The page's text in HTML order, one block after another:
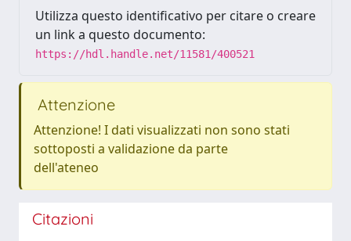
Utilizza questo identificativo per citare o creare
un link a questo documento:
https://hdl.handle.net/11581/400521
Attenzione
Attenzione! I dati visualizzati non sono stati
sottoposti a validazione da parte
dell'ateneo
Citazioni